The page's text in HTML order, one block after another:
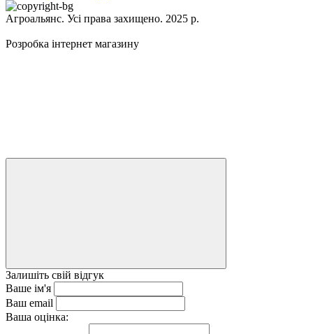
Агроальянс. Усі права захищено. 2025 р.
Розробка інтернет магазину
Залишіть свій відгук
Ваше ім'я
Ваш email
Ваша оцінка: